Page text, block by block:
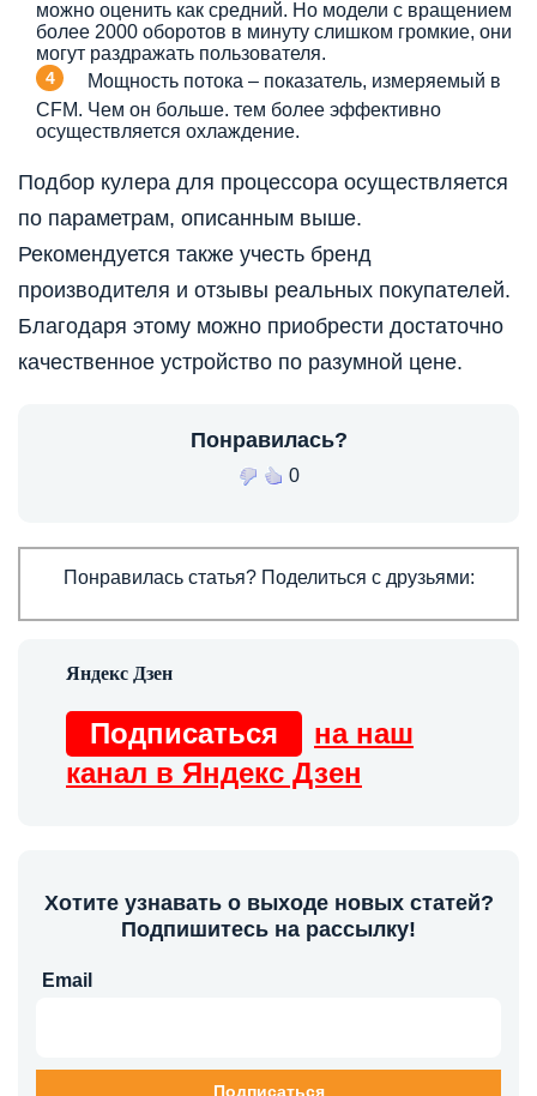
можно оценить как средний. Но модели с вращением
более 2000 оборотов в минуту слишком громкие, они
могут раздражать пользователя.
Мощность потока – показатель, измеряемый в
CFM. Чем он больше. тем более эффективно
осуществляется охлаждение.
Подбор кулера для процессора осуществляется
по параметрам, описанным выше.
Рекомендуется также учесть бренд
производителя и отзывы реальных покупателей.
Благодаря этому можно приобрести достаточно
качественное устройство по разумной цене.
Понравилась?
0
Понравилась статья? Поделиться с друзьями:
Подписаться
на наш
канал в Яндекс Дзен
Хотите узнавать о выходе новых статей?
Подпишитесь на рассылку!
Email